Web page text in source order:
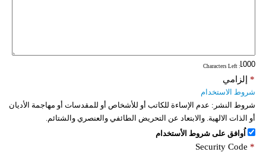
: Characters Left
إلزامي *
شروط الاستخدام
شروط النشر: عدم الإساءة للكاتب أو للأشخاص أو للمقدسات أو مهاجمة الأديان
أو الذات الالهية. والابتعاد عن التحريض الطائفي والعنصري والشتائم.
اُوافق على شروط الأستخدام
Security Code *